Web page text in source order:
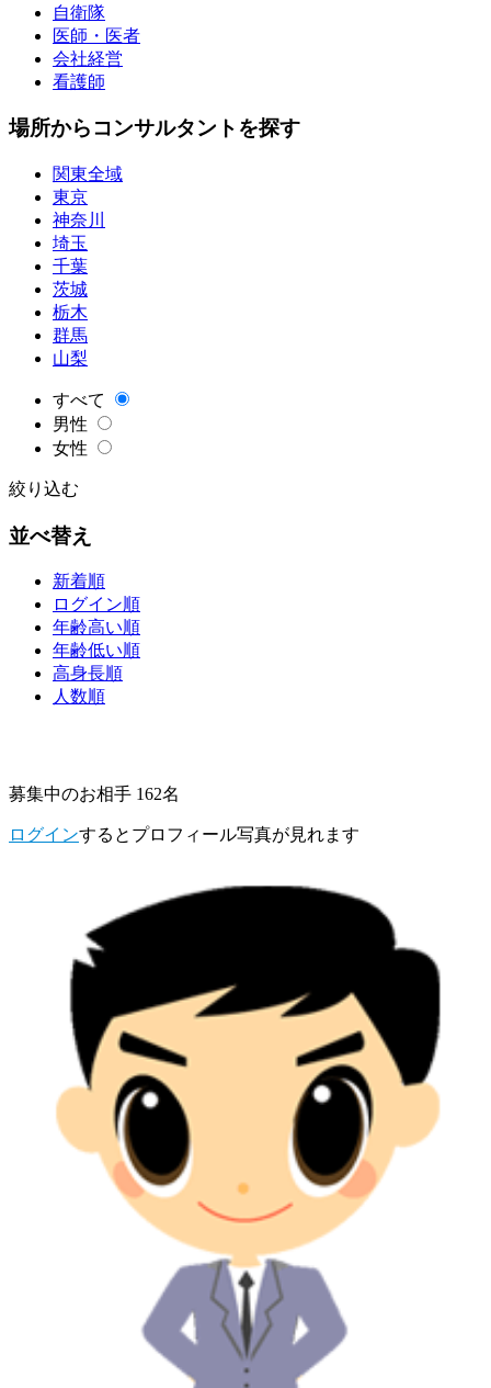
自衛隊
医師・医者
会社経営
看護師
場所からコンサルタントを探す
関東全域
東京
神奈川
埼玉
千葉
茨城
栃木
群馬
山梨
すべて
男性
女性
絞り込む
並べ替え
新着順
ログイン順
年齢高い順
年齢低い順
高身長順
人数順
募集中のお相手 162名
ログインするとプロフィール写真が見れます